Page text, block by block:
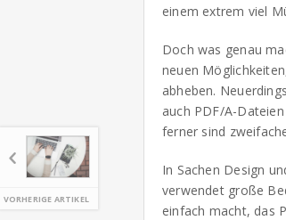
VORHERIGE ARTIKEL
einem extrem viel
Doch was genau
neuen
abheben.
auch PDF/A-
ferner sind
In Sachen Design
verwendet große
einfach macht, das